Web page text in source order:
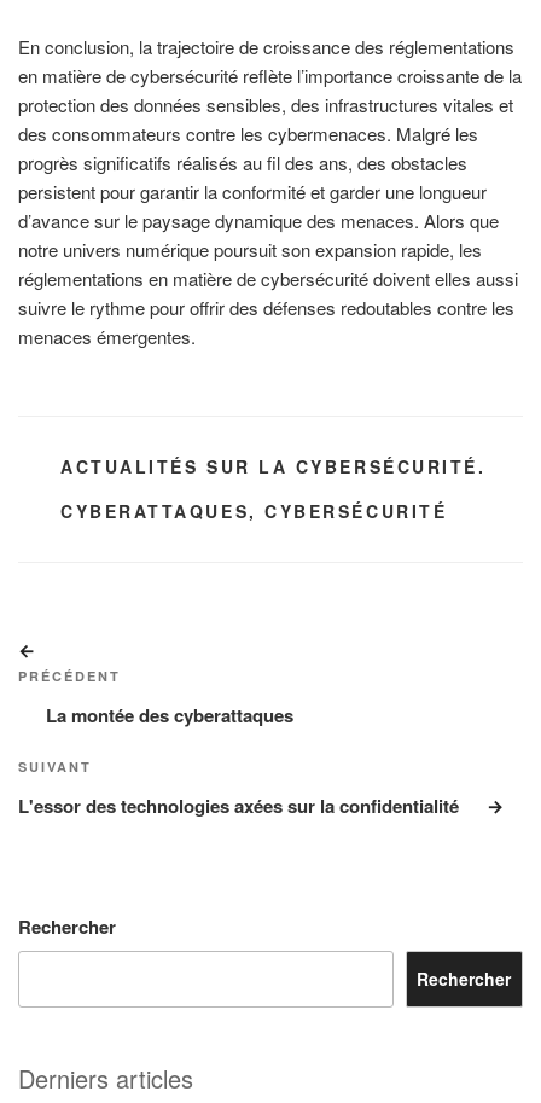
En conclusion, la trajectoire de croissance des réglementations
en matière de cybersécurité reflète l’importance croissante de la
protection des données sensibles, des infrastructures vitales et
des consommateurs contre les cybermenaces. Malgré les
progrès significatifs réalisés au fil des ans, des obstacles
persistent pour garantir la conformité et garder une longueur
d’avance sur le paysage dynamique des menaces. Alors que
notre univers numérique poursuit son expansion rapide, les
réglementations en matière de cybersécurité doivent elles aussi
suivre le rythme pour offrir des défenses redoutables contre les
menaces émergentes.
CATÉGORIES
ACTUALITÉS SUR LA CYBERSÉCURITÉ.
ÉTIQUETTES
CYBERATTAQUES,CYBERSÉCURITÉ
de
l’article
précédent
PRÉCÉDENT
La montée des cyberattaques
Article
suivant
SUIVANT
L'essor des technologies axées sur la confidentialité
Rechercher
Rechercher
Derniers articles